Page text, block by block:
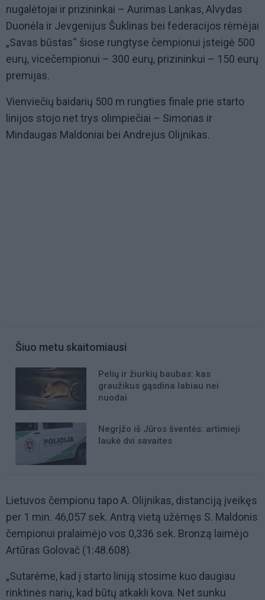
nugalėtojai ir prizininkai – Aurimas Lankas, Alvydas
Duonėla ir Jevgenijus Šuklinas bei federacijos rėmėjai
„Savas būstas“ šiose rungtyse čempionui įsteigė 500
eurų, vicečempionui – 300 eurų, prizininkui – 150 eurų
premijas.
Vienviečių baidarių 500 m rungties finale prie starto
linijos stojo net trys olimpiečiai – Simonas ir
Mindaugas Maldoniai bei Andrejus Olijnikas.
Šiuo metu skaitomiausi
Pelių ir žiurkių baubas: kas
graužikus gąsdina labiau nei
nuodai
Negrįžo iš Jūros šventės: artimieji
laukė dvi savaites
Lietuvos čempionu tapo A. Olijnikas, distanciją įveikęs
per 1 min. 46,057 sek. Antrą vietą užėmęs S. Maldonis
čempionui pralaimėjo vos 0,336 sek. Bronzą laimėjo
Artūras Golovač (1:48.608).
„Sutarėme, kad į starto liniją stosime kuo daugiau
rinktinės narių, kad būtų atkakli kova. Net sunku